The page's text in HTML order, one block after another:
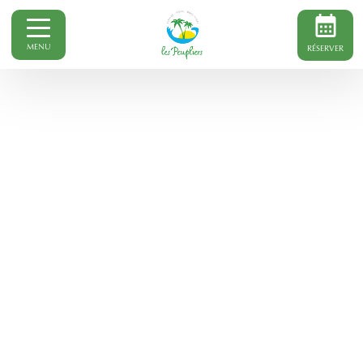
RÉSERVER
MENU